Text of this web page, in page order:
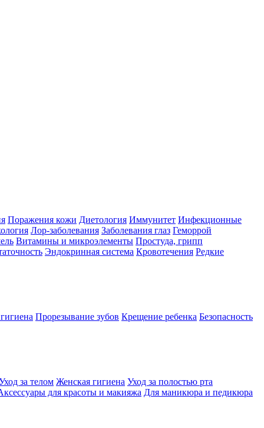
Поражения кожи Диетология Иммунитет Инфекционные
Лор-заболевания Заболевания глаз Геморрой
Витамины и микроэлементы Простуда, грипп
Эндокринная система Кровотечения Редкие
Прорезывание зубов Крещение ребенка Безопасность
за телом Женская гигиена Уход за полостью рта
для красоты и макияжа Для маникюра и педикюра